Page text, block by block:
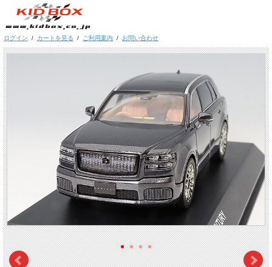
ログイン / カートを見る / ご利用案内 / お問い合わせ